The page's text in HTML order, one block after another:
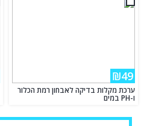
₪49
ערכת מקלות בדיקה לאבחון רמת הכלור
ו-PH במים